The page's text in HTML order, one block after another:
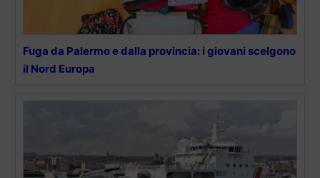
Fuga da Palermo e dalla provincia: i giovani scelgono
il Nord Europa